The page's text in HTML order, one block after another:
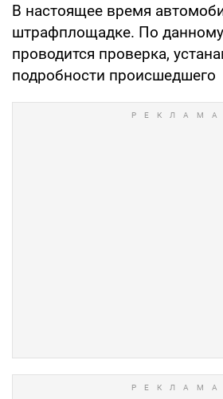
В настоящее время
штрафплощадке. По
проводится проверка,
подробности происшедшего